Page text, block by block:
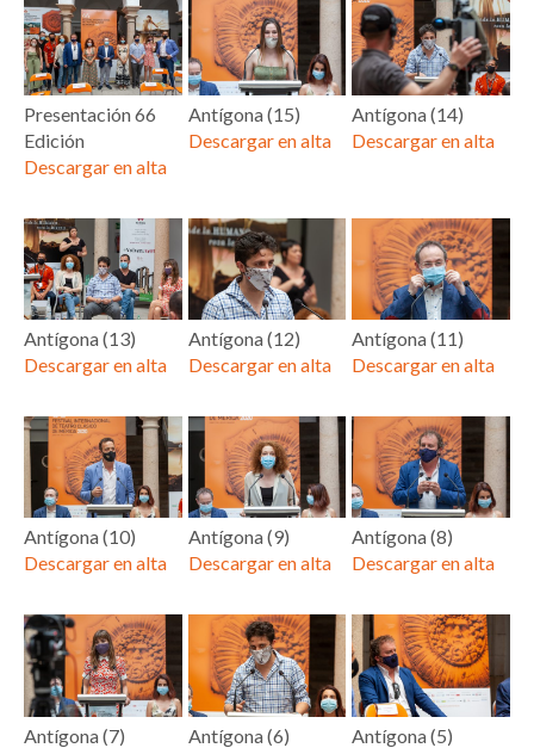
Presentación 66
Edición
Descargar en alta
Antígona (15)
Descargar en alta
Antígona (14)
Descargar en alta
Antígona (13)
Descargar en alta
Antígona (12)
Descargar en alta
Antígona (11)
Descargar en alta
Antígona (10)
Descargar en alta
Antígona (9)
Descargar en alta
Antígona (8)
Descargar en alta
Antígona (7)
Antígona (6)
Antígona (5)